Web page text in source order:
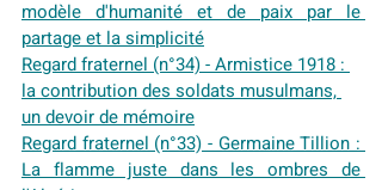
modèle d'humanité et de paix par le
partage et la simplicité
Regard fraternel (n°34) - Armistice 1918 :
la contribution des soldats musulmans,
un devoir de mémoire
Regard fraternel (n°33) - Germaine Tillion :
La flamme juste dans les ombres de